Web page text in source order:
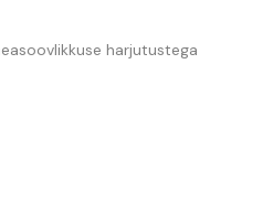
harjutustega